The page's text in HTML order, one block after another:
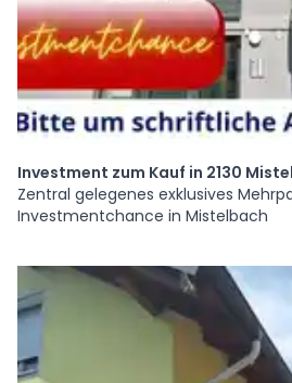
Investment zum Kauf in 2130
Zentral gelegenes exklusives
Investmentchance in Mistelbach